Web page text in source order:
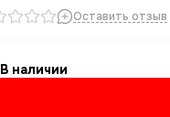
Оставить отзыв
В наличии